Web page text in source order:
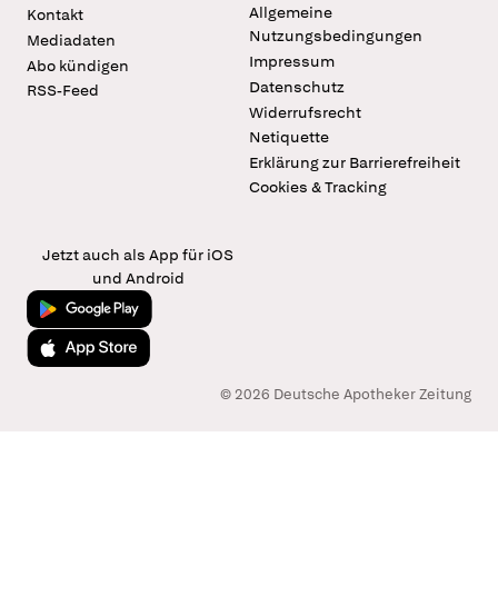
Kontakt
Mediadaten
Abo kündigen
RSS-Feed
Allgemeine
Nutzungsbedingungen
Impressum
Datenschutz
Widerrufsrecht
Netiquette
Erklärung zur Barrierefreiheit
Cookies & Tracking
Jetzt auch als App für iOS
und Android
Jetzt bei Google Play
Laden im App Store
© 2026 Deutsche Apotheker Zeitung